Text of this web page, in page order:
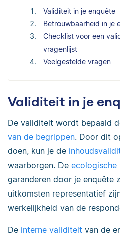
Validiteit in je enquête
Betrouwbaarheid in je
Checklist voor een
vragenlijst
Veelgestelde vragen
Validiteit in je
De validiteit wordt bepaald
van de begrippen. Door dit
doen, kun je de
waarborgen. De ecologische
garanderen door je enquête
uitkomsten representatief
werkelijkheid van de
De interne validiteit van de